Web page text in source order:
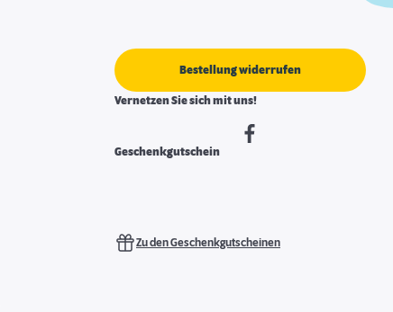
Bestellung widerrufen
Vernetzen Sie sich mit uns!
Geschenkgutschein
Zu den Geschenkgutscheinen